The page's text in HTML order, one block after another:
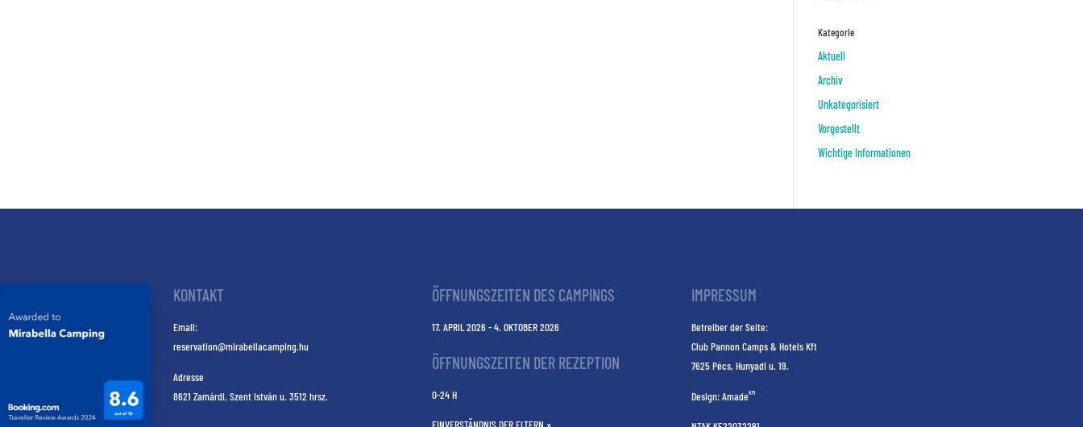
Kategorie
Aktuell
Archiv
Unkategorisiert
Vorgestellt
Wichtige Informationen
KONTAKT
Email:
reservation@mirabellacamping.hu
Adresse
8621 Zamárdi, Szent István u. 3512 hrsz.
ÖFFNUNGSZEITEN DES CAMPINGS
17. APRIL 2026 - 4. OKTOBER 2026
ÖFFNUNGSZEITEN DER REZEPTION
0-24 H
IMPRESSUM
Betreiber der Seite:
Club Pannon Camps & Hotels Kft
7625 Pécs, Hunyadi u. 19.
Design:AmadeKM